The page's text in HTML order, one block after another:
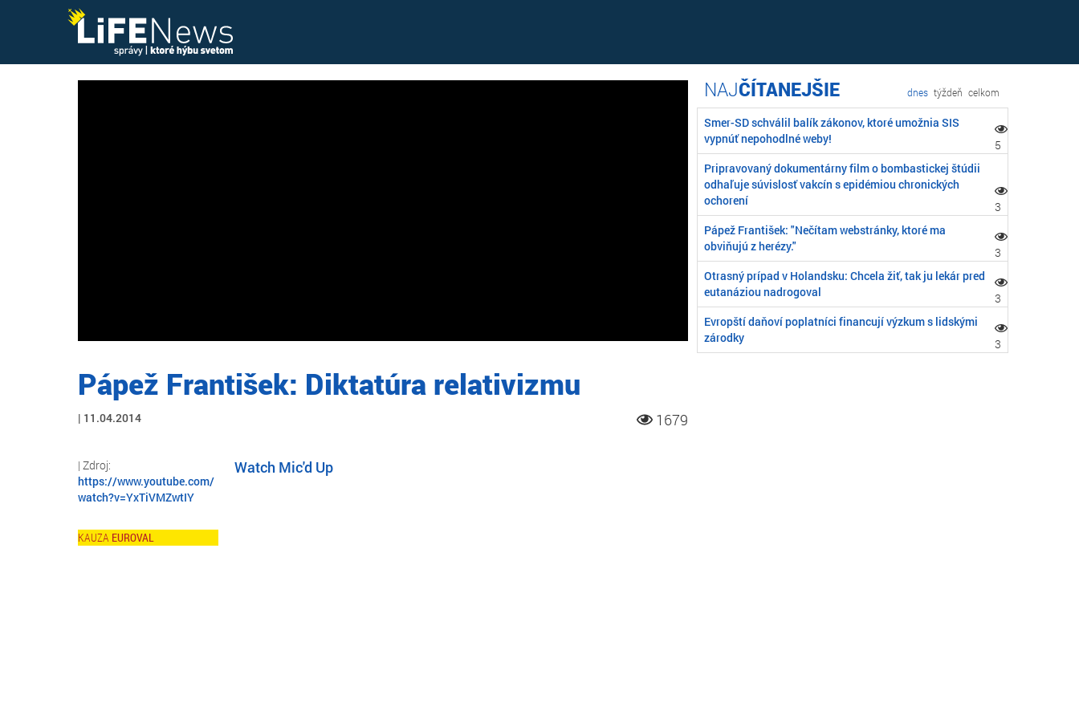
Pápež František: Diktatúra relativizmu
11.04.2014 1679
https://www.youtube.com/
watch?v=YxTiVMZwtIY
EUROVAL
Watch Mic'd Up
ČÍTANEJŠIE dnes týždeň celkom
Smer-SD schválil balík zákonov, ktoré umožnia SIS
vypnúť nepohodlné weby!
5
Pripravovaný dokumentárny film o bombastickej štúdii
odhaľuje súvislosť vakcín s epidémiou chronických
ochorení
3
Pápež František: "Nečítam webstránky, ktoré ma
obviňujú z herézy."
3
Otrasný prípad v Holandsku: Chcela žiť, tak ju lekár pred
eutanáziou nadrogoval
3
Evropští daňoví poplatníci financují výzkum s lidskými
zárodky
3